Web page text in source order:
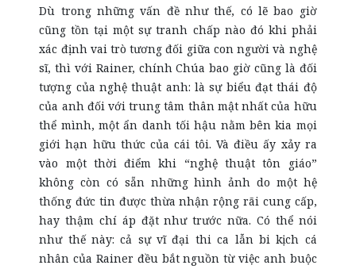
Dù trong những vấn đề như thế, có lẽ bao giờ
cũng tồn tại một sự tranh chấp nào đó khi phải
xác định vai trò tương đối giữa con người và nghệ
sĩ, thì với Rainer, chính Chúa bao giờ cũng là đối
tượng của nghệ thuật anh: là sự biểu đạt thái độ
của anh đối với trung tâm thân mật nhất của hữu
thể mình, một ẩn danh tối hậu nằm bên kia mọi
giới hạn hữu thức của cái tôi. Và điều ấy xảy ra
vào một thời điểm khi “nghệ thuật tôn giáo”
không còn có sẵn những hình ảnh do một hệ
thống đức tin được thừa nhận rộng rãi cung cấp,
hay thậm chí áp đặt như trước nữa. Có thể nói
như thế này: cả sự vĩ đại thi ca lẫn bi kịch cá
nhân của Rainer đều bắt nguồn từ việc anh buộc